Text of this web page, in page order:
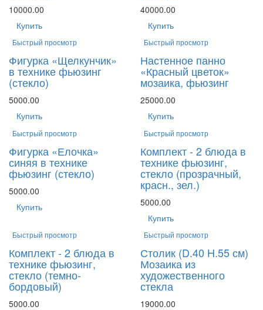
10000.00
Купить
40000.00
Купить
Быстрый просмотр
Фигурка «Щелкунчик»
в технике фьюзинг
(стекло)
5000.00
Купить
Быстрый просмотр
Настенное панно
«Красный цветок»
мозаика, фьюзинг
25000.00
Купить
Быстрый просмотр
Фигурка «Елочка»
синяя в технике
фьюзинг (стекло)
5000.00
Купить
Быстрый просмотр
Комплект - 2 блюда в
технике фьюзинг,
стекло (прозрачный,
красн., зел.)
5000.00
Купить
Быстрый просмотр
Комплект - 2 блюда в
технике фьюзинг,
стекло (темно-
бордовый)
5000.00
Быстрый просмотр
Столик (D.40 H.55 см)
Мозаика из
художественного
стекла
19000.00